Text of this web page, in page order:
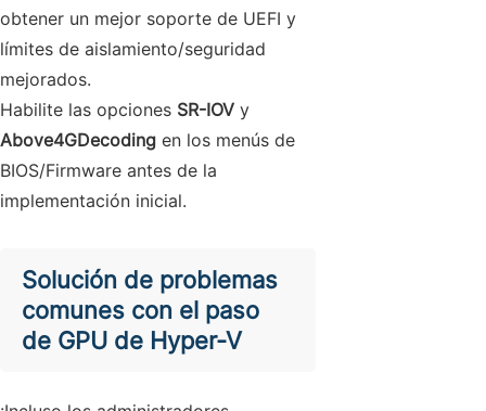
obtener un mejor soporte de UEFI y
límites de aislamiento/seguridad
mejorados.
Habilite las opciones SR-IOV y
Above4GDecoding en los menús de
BIOS/Firmware antes de la
implementación inicial.
Solución de problemas
comunes con el paso
de GPU de Hyper-V